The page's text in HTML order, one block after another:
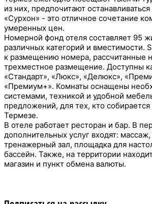
из них, предпочитают
«Сурхон» - это отличное сочетание
умеренных цен.
Номерной фонд отеля составляет 95
различных категорий и вместимости.
к размещению номера, рассчитанные
трехместное размещение. Доступны
«Стандарт», «Люкс», «Делюкс»,
«Премиум+». Комнаты оснащены
системами, техникой и удобной
предложений, для тех, кто собирается
Термезе.
В отеле работает ресторан и бар. В
дополнительных услуг входят:
тренажерный зал, площадка для
бассейн. Также, на территории
магазин и пункт обмена валюты.